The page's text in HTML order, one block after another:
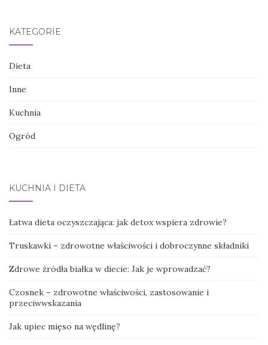
KATEGORIE
Dieta
Inne
Kuchnia
Ogród
KUCHNIA I DIETA
Łatwa dieta oczyszczająca: jak detox wspiera zdrowie?
Truskawki – zdrowotne właściwości i dobroczynne składniki
Zdrowe źródła białka w diecie: Jak je wprowadzać?
Czosnek – zdrowotne właściwości, zastosowanie i
przeciwwskazania
Jak upiec mięso na wędlinę?